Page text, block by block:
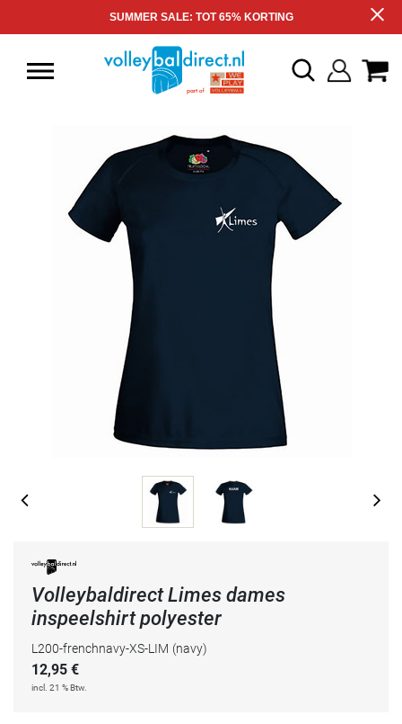
SUMMER SALE: TOT 65% KORTING
Volleybaldirect Limes dames
inspeelshirt polyester
L200-frenchnavy-XS-LIM (navy)
12,95 €
incl. 21 % Btw.